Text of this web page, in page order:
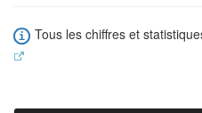
Tous les chiffres et